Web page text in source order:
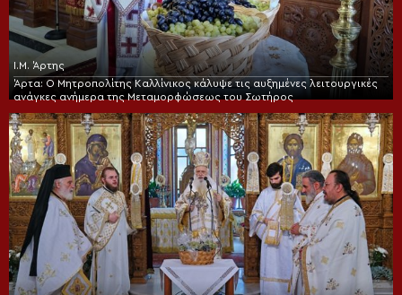
Ι.Μ. Άρτης
Άρτα: Ο Μητροπολίτης Καλλίνικος κάλυψε τις αυξημένες λειτουργικές
ανάγκες ανήμερα της Μεταμορφώσεως του Σωτήρος